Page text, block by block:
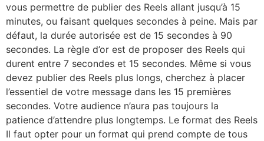
vous permettre de publier des Reels allant jusqu’à 15
minutes, ou faisant quelques secondes à peine. Mais par
défaut, la durée autorisée est de 15 secondes à 90
secondes. La règle d’or est de proposer des Reels qui
durent entre 7 secondes et 15 secondes. Même si vous
devez publier des Reels plus longs, cherchez à placer
l’essentiel de votre message dans les 15 premières
secondes. Votre audience n’aura pas toujours la
patience d’attendre plus longtemps. Le format des Reels
Il faut opter pour un format qui prend compte de tous